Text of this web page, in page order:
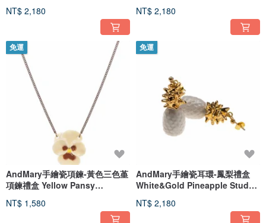
NT$ 2,180
NT$ 2,180
免運
AndMary手繪瓷項鍊-黃色三色堇
項鍊禮盒 Yellow Pansy
NT$ 1,580
免運
AndMary手繪瓷耳環-鳳梨禮盒
White&Gold Pineapple Stud
NT$ 2,180